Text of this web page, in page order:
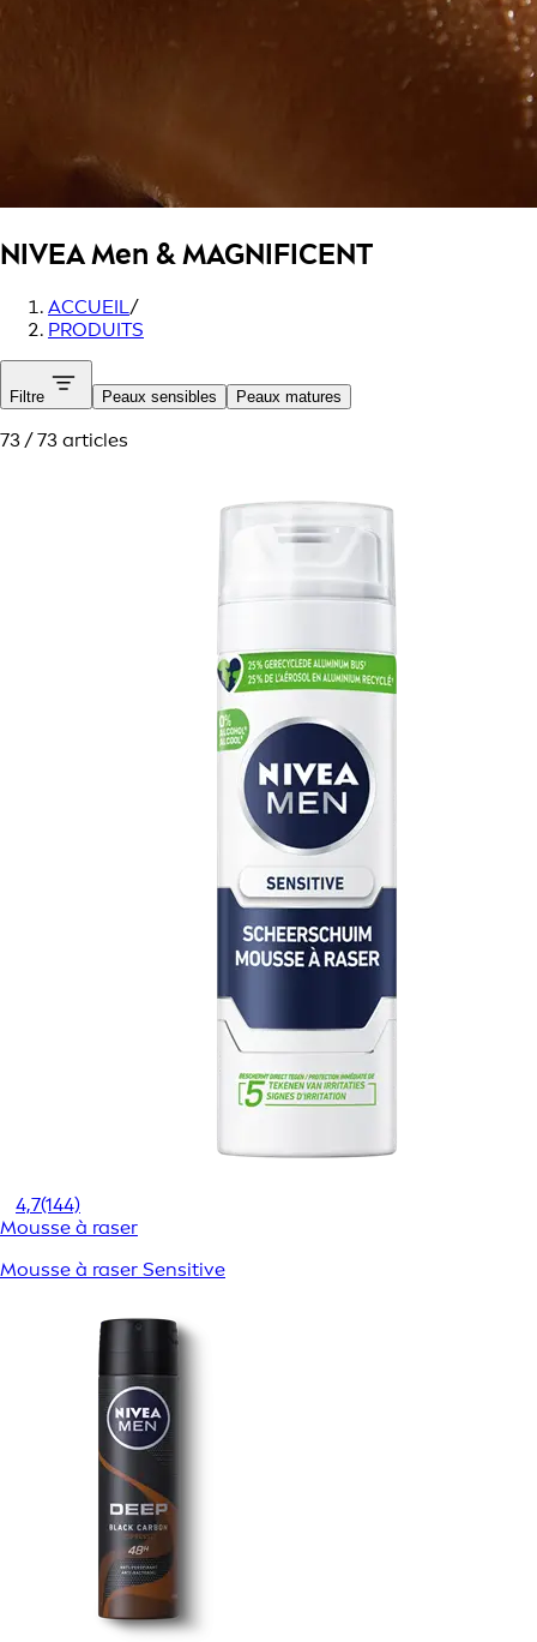
NIVEA Men & MAGNIFICENT
ACCUEIL/
PRODUITS
Filtre Peaux sensibles Peaux matures
73 / 73 articles
4,7(144)
Mousse à raser
Mousse à raser Sensitive